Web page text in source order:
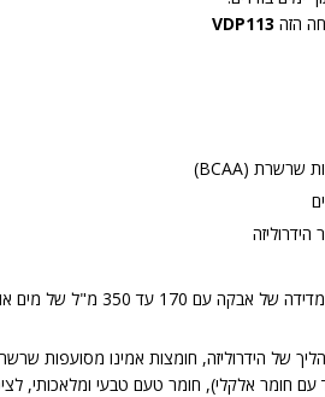
הזה VDP113
יש לערבב היטב (כ-30 שניות) כף
של הידרוליזה, חומצות אמינו מסועפות
עם חומר אלקלי), חומר טעם טבעי ומלאכותי,